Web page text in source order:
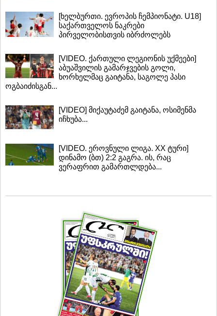
[ხელბურთი. ევროპის ჩემპიონატი. U18]
საქართველოს ნაკრები
პირველობისთვის იბრძოლებს
[VIDEO. ქართული ლეგიონის უქმეები]
აბუაშვილის გამარჯვების გოლი,
ხორხელმაც გაიტანა, საგოლე პასი
ოგბაიძისგან...
[VIDEO] მიქაუტაძემ გაიტანა, ოსიმენმა
იჩხუბა...
[VIDEO. ეროვნული ლიგა. XX ტური]
დინამო (ბთ) 2:2 გაგრა. ის, რაც
ვერაფრით გამართლდება...